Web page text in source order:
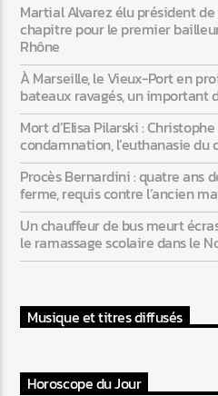
Martial Alvarez élu président de
chapitre pour le premier
Rhône
À Marseille, le Vieux-Port en
bateaux ravagés, un important
Mort d’Elisa Pilarski :
condamnation, l’euthanasie du
Procès Bernardini : quatre ans
ferme, requis contre l’ancien
Un chauffeur de bus meurt
le ramassage scolaire dans le
Musique et titres diffusés
Horoscope du Jour